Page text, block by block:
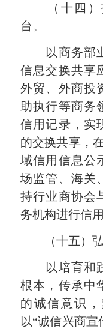
（十四）
台。
以商务部业
信息交换共享
外贸、外商投
助执行等商务
信用记录，实
的交换共享，
域信用信息公
场监管、海关
持行业商协会
务机构进行信
（十五）弘
以培育和践
根本，传承中
的诚信意识，
以“诚信兴商宣